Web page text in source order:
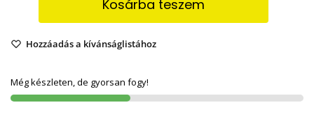
Kosárba teszem
Hozzáadás a kívánságlistához
Még készleten, de gyorsan fogy!